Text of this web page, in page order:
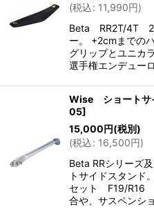
(税込: 11,990円)
Beta RR2T/4T
ー。 +2cmまでの
グリップとユニカ
選手権エンデュー
Wise ショートサ
05]
15,000円(税別)
(税込: 16,500円)
Beta RRシリーズ
トサイドスタン
セット F19/R16
合や、サスペンシ